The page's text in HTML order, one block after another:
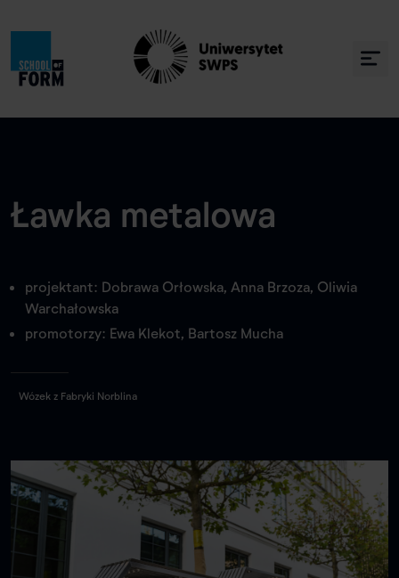
Ławka metalowa
projektant: Dobrawa Orłowska, Anna Brzoza, Oliwia
Warchałowska
promotorzy: Ewa Klekot, Bartosz Mucha
Wózek z Fabryki Norblina